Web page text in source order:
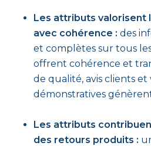
Les attributs valorisent
avec cohérence : des
et complètes sur tous
offrent cohérence et
de qualité, avis clients et
démonstratives
Les attributs
des retours produits :